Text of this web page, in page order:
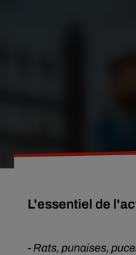
L'essentiel de
- Rats, punaises,